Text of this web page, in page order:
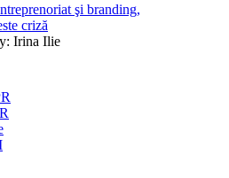
şi branding,
criză
Irina Ilie